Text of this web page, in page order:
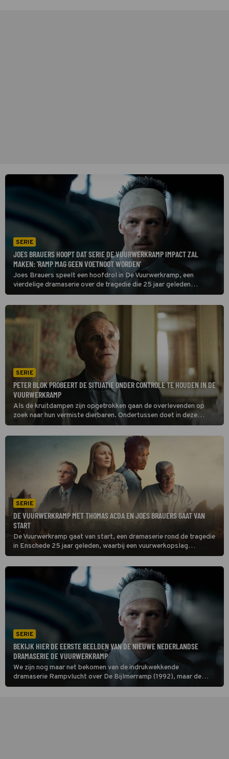
SERIE
JOES BRAUERS HOOPT DAT SERIE DE VUURWERKRAMP IMPACT ZAL
MAKEN: 'RAMP MAG GEEN VOETNOOT WORDEN'
Joes Brauers speelt een hoofdrol in De Vuurwerkramp, een
vierdelige dramaserie over de tragedie die 25 jaar geleden
plaatsvond in Enschede. ‘Deze gebeurtenis mag niet als een
voetnoot de geschiedenis ingaan.’
SERIE
PETER BLOK PROBEERT DE SITUATIE ONDER CONTROLE TE HOUDEN IN DE
VUURWERKRAMP
Als de kruitdampen zijn opgetrokken gaan de overlevenden op
zoek naar hun vermiste dierbaren. Ondertussen doet in deze
aflevering van De Vuurwerkramp de burgemeester er alles aan om
de situatie onder controle te houden. Dat blijkt nog niet zo heel
SERIE
DE VUURWERKRAMP MET THOMAS ACDA EN JOES BRAUERS GAAT VAN
START
De Vuurwerkramp gaat van start, een dramaserie rond de tragedie
in Enschede 25 jaar geleden, waarbij een vuurwerkopslag
ontplofte en een complete woonwijk werd weggevaagd.
SERIE
BEKIJK HIER DE EERSTE BEELDEN VAN DE NIEUWE NEDERLANDSE
DRAMASERIE DE VUURWERKRAMP
We zijn nog maar net bekomen van de indrukwekkende
dramaserie Rampvlucht over De Bijlmerramp (1992), maar de
volgende reeks staat alweer op ons te wachten. De Vuurwerkramp